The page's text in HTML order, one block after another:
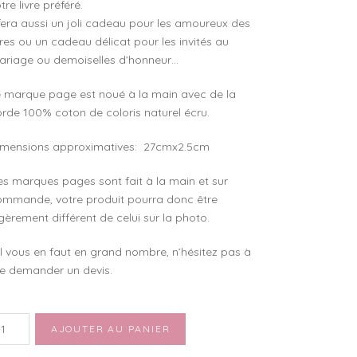
livre préféré.
aussi un joli cadeau pour les amoureux des
ou un cadeau délicat pour les invités au
ou demoiselles d’honneur…
marque page est noué à la main avec de la
100% coton de coloris naturel écru.
approximatives: 27cmx2.5cm
marques pages sont fait à la main et sur
votre produit pourra donc être
différent de celui sur la photo.
vous en faut en grand nombre, n’hésitez pas à
demander un devis.
AJOUTER AU PANIER